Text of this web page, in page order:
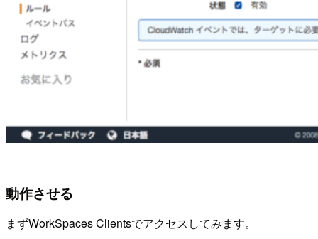
動作させる
まずWorkSpaces Clientsでアクセスしてみます。